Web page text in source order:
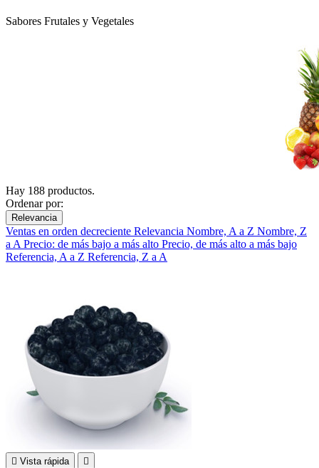
Sabores Frutales y Vegetales
Hay 188 productos.
Ordenar por:
Relevancia
Ventas en orden decreciente Relevancia Nombre, A a Z Nombre, Z
a A Precio: de más bajo a más alto Precio, de más alto a más bajo
Referencia, A a Z Referencia, Z a A
 Vista rápida 